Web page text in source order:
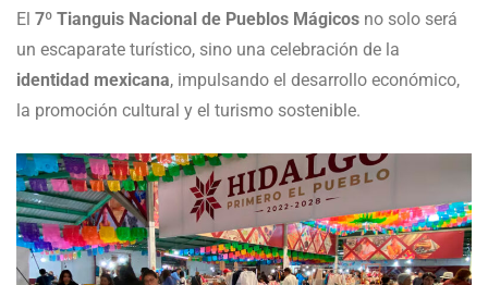
El 7º Tianguis Nacional de Pueblos Mágicos no solo será
un escaparate turístico, sino una celebración de la
identidad mexicana, impulsando el desarrollo económico,
la promoción cultural y el turismo sostenible.